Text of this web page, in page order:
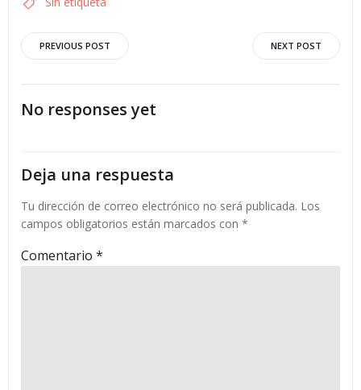
Navegación
por
las
entradas
PREVIOUS POST
Navegación
por
NEXT POST
No responses yet
Deja una respuesta
Tu dirección de correo electrónico no será publicada. Los
campos obligatorios están marcados con *
Comentario *